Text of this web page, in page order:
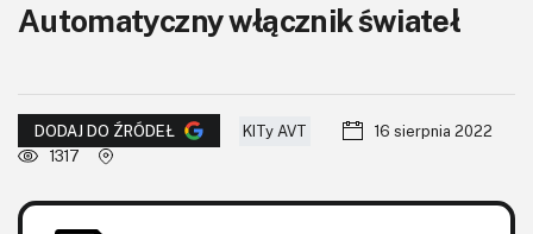
Kursy
Automatyczny włącznik świateł
DODAJ DO ŹRÓDEŁ KITy AVT
16 sierpnia 2022
1317